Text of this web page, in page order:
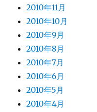
2010年11月
2010年10月
2010年9月
2010年8月
2010年7月
2010年6月
2010年5月
2010年4月